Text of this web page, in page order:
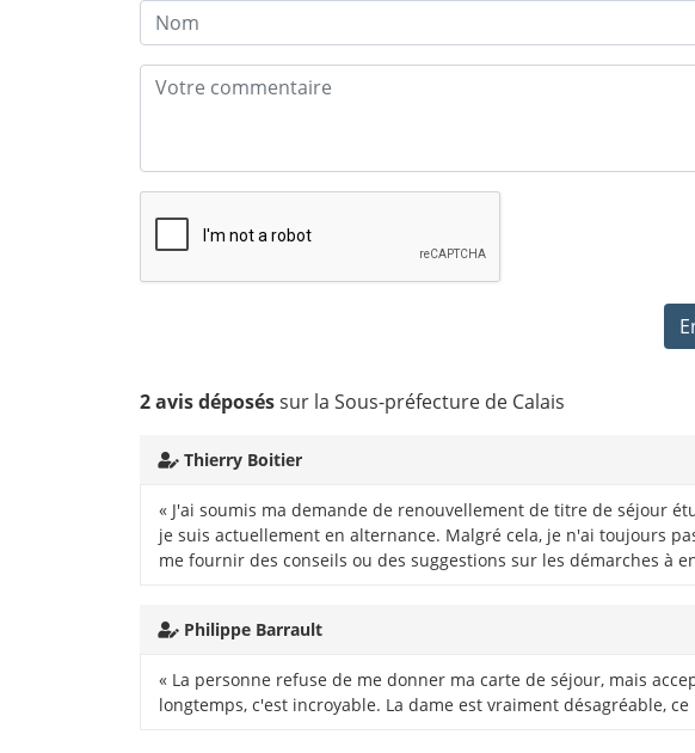
2 avis déposéssur la Sous-préfecture de Calais
Thierry Boitier
« J'ai soumis ma demande de renouvellement de titre de séjour
je suis actuellement en alternance. Malgré cela, je n'ai toujours
me fournir des conseils ou des suggestions sur les démarches à
Philippe Barrault
« La personne refuse de me donner ma carte de séjour, mais
longtemps, c'est incroyable. La dame est vraiment désagréable,